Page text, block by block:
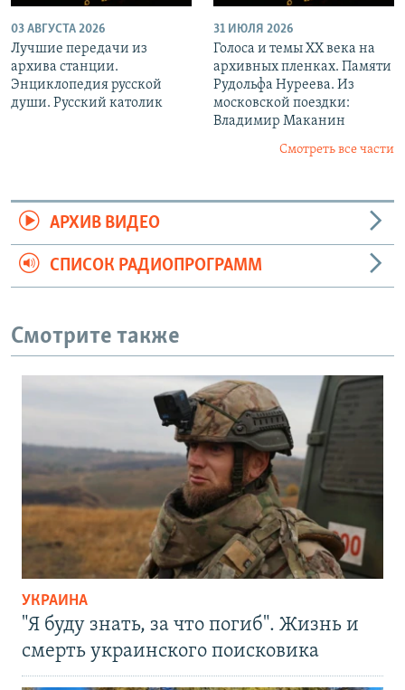
03 АВГУСТА 2026
Лучшие передачи из
архива станции.
Энциклопедия русской
души. Русский католик
31 ИЮЛЯ 2026
Голоса и темы XX века на
архивных пленках. Памяти
Рудольфа Нуреева. Из
московской поездки:
Владимир Маканин
Смотреть все части
АРХИВ ВИДЕО
СПИСОК РАДИОПРОГРАММ
Смотрите также
УКРАИНА
"Я буду знать, за что погиб". Жизнь и
смерть украинского поисковика